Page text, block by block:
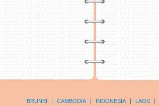
BRUNEI
CAMBODIA INDONESIA LAOS